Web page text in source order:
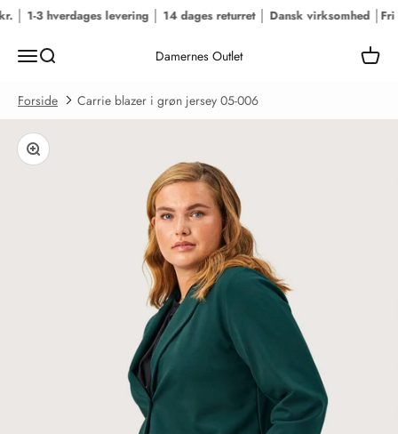
Spring til indhold
1-3 hverdages levering │ 14 dages returret │ Dansk virksomhed │Fri
MenuSøg Damernes Outlet Kurv
Forside Carrie blazer i grøn jersey 05-006
Zoom